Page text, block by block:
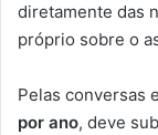
diretamente das
próprio sobre o
Pelas conversas
por ano, deve